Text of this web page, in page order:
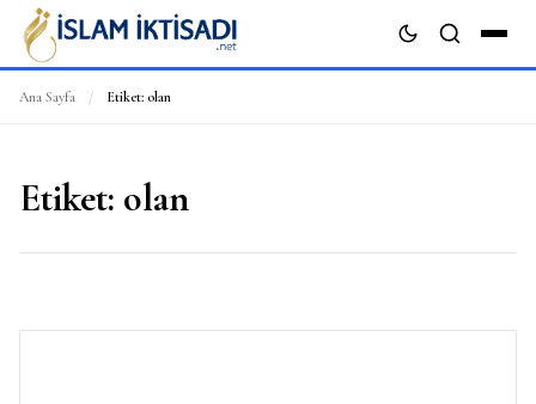
Ana Sayfa / Etiket: olan
Etiket: olan